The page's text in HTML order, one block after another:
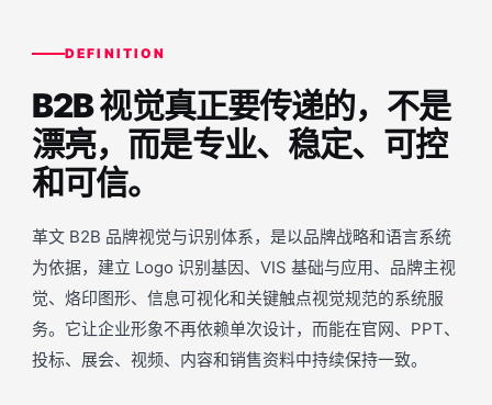
DEFINITION
B2B 视觉真正要传递的，不是
漂亮，而是专业、稳定、可控
和可信。
革文 B2B 品牌视觉与识别体系，是以品牌战略和语言系统
为依据，建立 Logo 识别基因、VIS 基础与应用、品牌主视
觉、烙印图形、信息可视化和关键触点视觉规范的系统服
务。它让企业形象不再依赖单次设计，而能在官网、PPT、
投标、展会、视频、内容和销售资料中持续保持一致。